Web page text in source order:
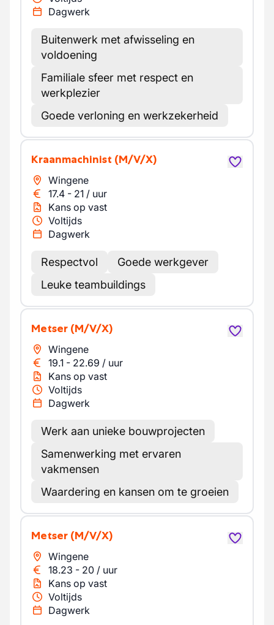
Dagwerk
Buitenwerk met afwisseling en
voldoening
Familiale sfeer met respect en
werkplezier
Goede verloning en werkzekerheid
Kraanmachinist (M/V/X)
Wingene
17.4 - 21 / uur
Kans op vast
Voltijds
Dagwerk
Respectvol
Goede werkgever
Leuke teambuildings
Metser (M/V/X)
Wingene
19.1 - 22.69 / uur
Kans op vast
Voltijds
Dagwerk
Werk aan unieke bouwprojecten
Samenwerking met ervaren
vakmensen
Waardering en kansen om te groeien
Metser (M/V/X)
Wingene
18.23 - 20 / uur
Kans op vast
Voltijds
Dagwerk